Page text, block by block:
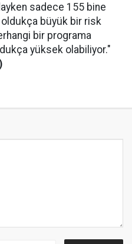
sadece 155 bine
oldukça büyük bir risk
bir programa
yüksek olabiliyor."